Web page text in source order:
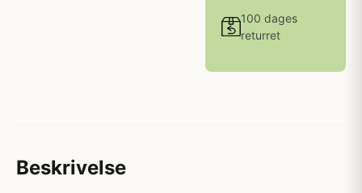
100 dages
returret
Beskrivelse